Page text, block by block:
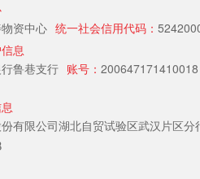
资中心 统一社会信用代码：
息
鲁巷支行 账号： 200647171410018
有限公司湖北自贸试验区武汉片区